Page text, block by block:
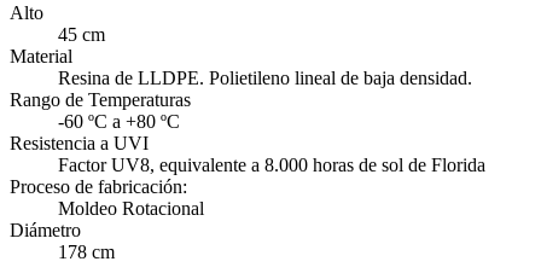
Alto
45 cm
Material
Resina de LLDPE. Polietileno lineal de baja densidad.
Rango de Temperaturas
-60 ºC a +80 ºC
Resistencia a UVI
Factor UV8, equivalente a 8.000 horas de sol de Florida
Proceso de fabricación:
Moldeo Rotacional
Diámetro
178 cm